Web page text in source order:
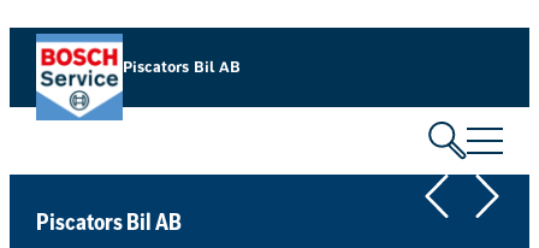
Hoppa
innehåll
Piscators Bil AB
Piscators Bil AB